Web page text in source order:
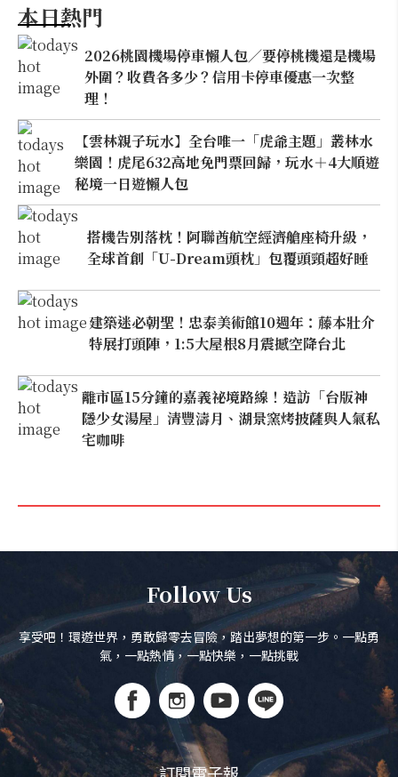
本日熱門
2026桃園機場停車懶人包／要停桃機還是機場
外圍？收費各多少？信用卡停車優惠一次整
理！
【雲林親子玩水】全台唯一「虎爺主題」叢林水
樂園！虎尾632高地免門票回歸，玩水＋4大順遊
秘境一日遊懶人包
搭機告別落枕！阿聯酋航空經濟艙座椅升級，
全球首創「U-Dream頭枕」包覆頭頸超好睡
建築迷必朝聖！忠泰美術館10週年：藤本壯介
特展打頭陣，1:5大屋根8月震撼空降台北
離市區15分鐘的嘉義祕境路線！造訪「台版神
隱少女湯屋」清豐濤月、湖景窯烤披薩與人氣私
宅咖啡
Follow Us
享受吧！環遊世界，勇敢歸零去冒險，踏出夢想的第一步。一點勇
氣，一點熱情，一點快樂，一點挑戰